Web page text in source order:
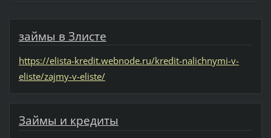
займы в Злисте
https://elista-kredit.webnode.ru/kredit-nalichnymi-v-
eliste/zajmy-v-eliste/
Займы и кредиты